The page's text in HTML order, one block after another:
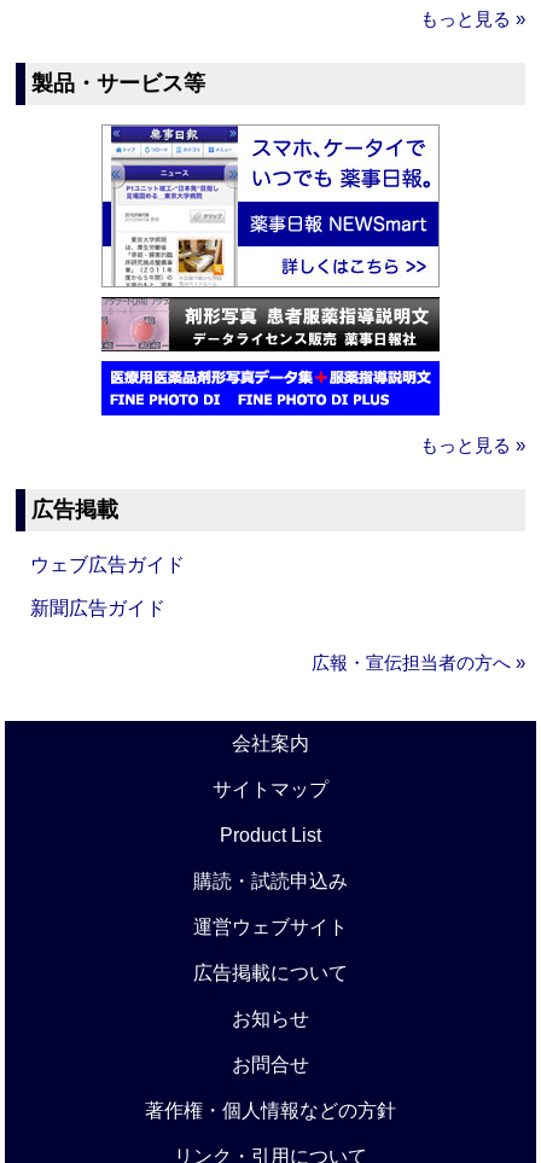
もっと見る »
製品・サービス等
もっと見る »
広告掲載
ウェブ広告ガイド
新聞広告ガイド
広報・宣伝担当者の方へ »
会社案内
サイトマップ
Product List
購読・試読申込み
運営ウェブサイト
広告掲載について
お知らせ
お問合せ
著作権・個人情報などの方針
リンク・引用について